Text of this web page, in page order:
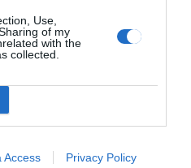
Use,
of my
with the
collected.
Access Privacy Policy